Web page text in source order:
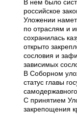
В нем было
российское
Уложении
по отраслям и
сохранилась
открыто
сословия и
зависимых
В Соборном
статус главы
С принятием
закрепощения